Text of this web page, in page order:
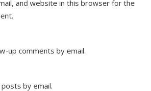
and website in this browser for the
up comments by email.
by email.